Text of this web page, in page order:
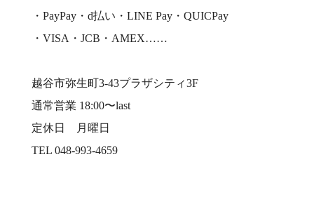
・PayPay・d払い・LINE Pay・QUICPay
・VISA・JCB・AMEX……
越谷市弥生町3-43プラザシティ3F
通常営業 18:00〜last
定休日 月曜日
TEL 048-993-4659